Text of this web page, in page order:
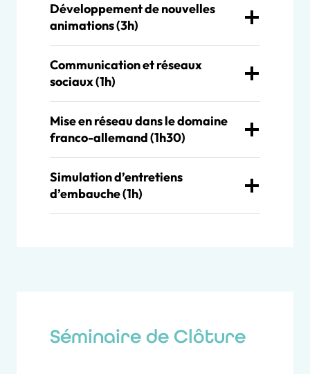
Développement de nouvelles
animations (3h)
Communication et réseaux
sociaux (1h)
Mise en réseau dans le domaine
franco-allemand (1h30)
Simulation d’entretiens
d’embauche (1h)
Séminaire de Clôture